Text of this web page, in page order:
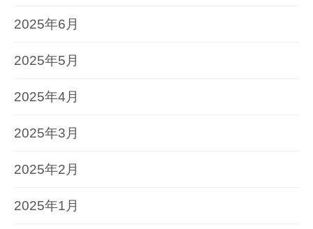
2025年6月
2025年5月
2025年4月
2025年3月
2025年2月
2025年1月